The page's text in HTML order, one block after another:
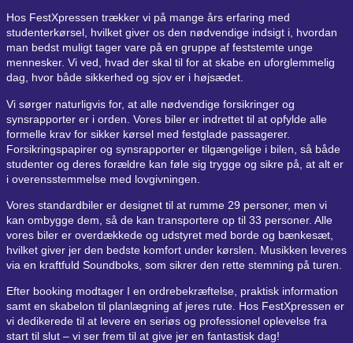
Hos FestXpressen trækker vi på mange års erfaring med
studenterkørsel, hvilket giver os den nødvendige indsigt i, hvordan
man bedst muligt tager vare på en gruppe af feststemte unge
mennesker. Vi ved, hvad der skal til for at skabe en uforglemmelig
dag, hvor både sikkerhed og sjov er i højsædet.
Vi sørger naturligvis for, at alle nødvendige forsikringer og
synsrapporter er i orden. Vores biler er indrettet til at opfylde alle
formelle krav for sikker kørsel med festglade passagerer.
Forsikringspapirer og synsrapporter er tilgængelige i bilen, så både
studenter og deres forældre kan føle sig trygge og sikre på, at alt er
i overensstemmelse med lovgivningen.
Vores standardbiler er designet til at rumme 29 personer, men vi
kan ombygge dem, så de kan transportere op til 33 personer. Alle
vores biler er overdækkede og udstyret med borde og bænkesæt,
hvilket giver jer den bedste komfort under kørslen. Musikken leveres
via en kraftfuld Soundboks, som sikrer den rette stemning på turen.
Efter booking modtager I en ordrebekræftelse, praktisk information
samt en skabelon til planlægning af jeres rute. Hos FestXpressen er
vi dedikerede til at levere en seriøs og professionel oplevelse fra
start til slut – vi ser frem til at give jer en fantastisk dag!